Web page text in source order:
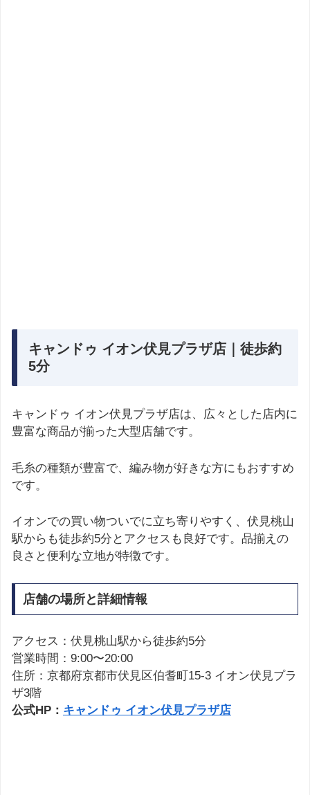
キャンドゥ イオン伏見プラザ店｜徒歩約
5分
キャンドゥ イオン伏見プラザ店は、広々とした店内に
豊富な商品が揃った大型店舗です。
毛糸の種類が豊富で、編み物が好きな方にもおすすめ
です。
イオンでの買い物ついでに立ち寄りやすく、伏見桃山
駅からも徒歩約5分とアクセスも良好です。品揃えの
良さと便利な立地が特徴です。
店舗の場所と詳細情報
アクセス：伏見桃山駅から徒歩約5分
営業時間：9:00〜20:00
住所：京都府京都市伏見区伯耆町15-3 イオン伏見プラ
ザ3階
公式HP： キャンドゥ イオン伏見プラザ店